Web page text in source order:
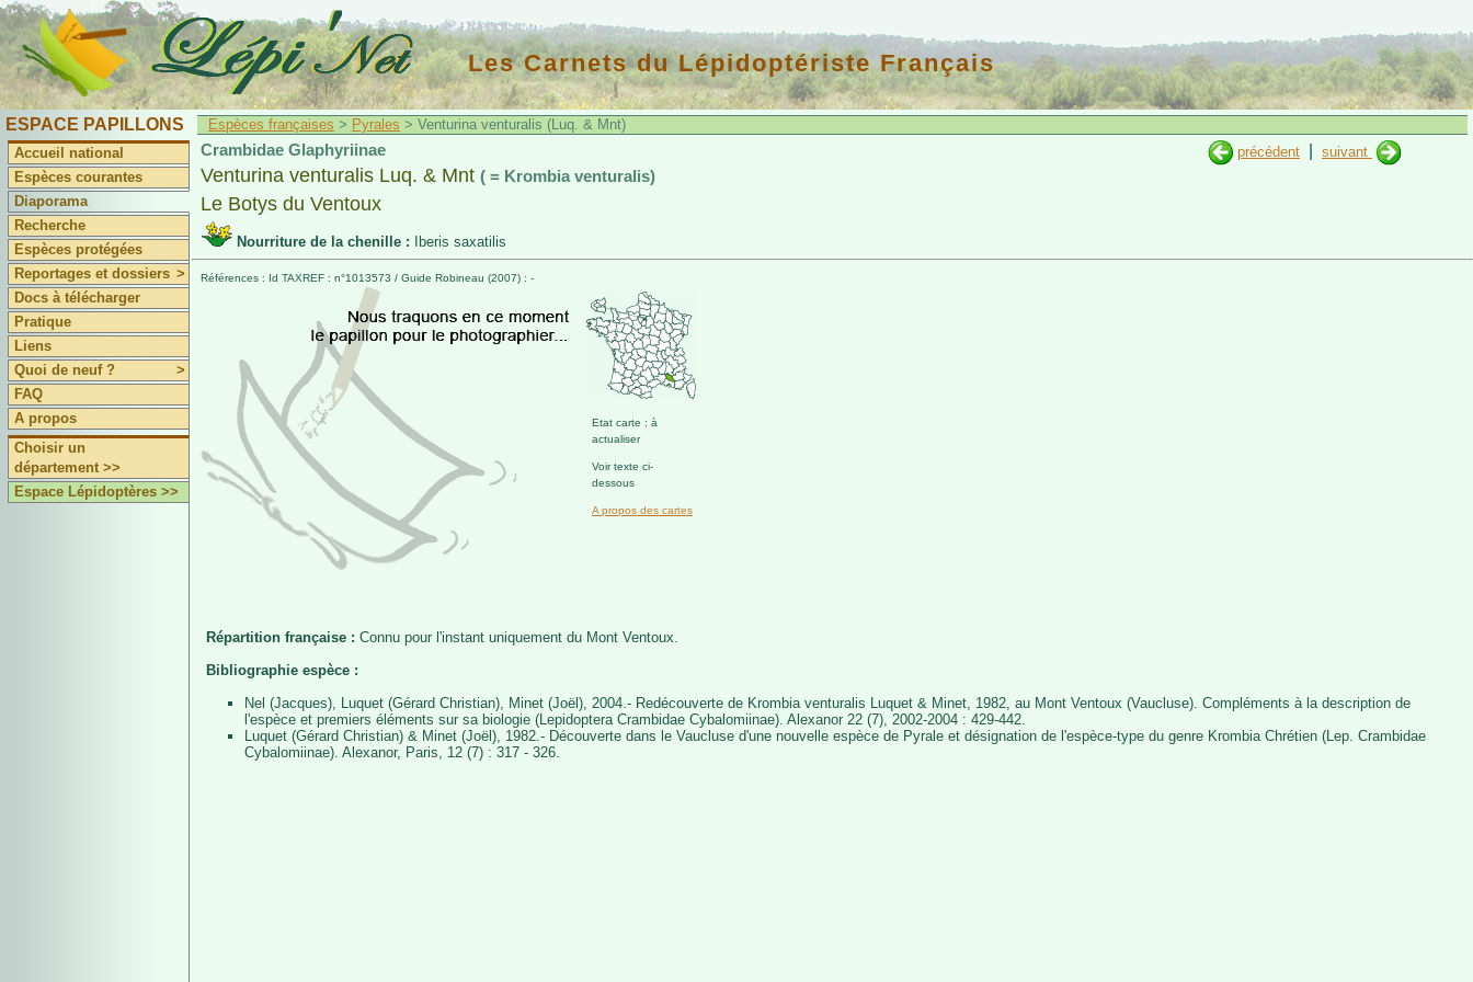
Les Carnets du Lépidoptériste Français
ESPACE PAPILLONS
Accueil national
Espèces courantes
Diaporama
Recherche
Espèces protégées
Reportages et dossiers >
Docs à télécharger
Pratique
Liens
Quoi de neuf ?
>
FAQ
A propos
Choisir un
département >>
Espace Lépidoptères >>
Espèces françaises > Pyrales > Venturina venturalis (Luq. & Mnt)
précédent
suivant
Crambidae Glaphyriinae
Venturina venturalis Luq. & Mnt ( = Krombia venturalis)
Le Botys du Ventoux
Nourriture de la chenille : Iberis saxatilis
Références : Id TAXREF : n°1013573 / Guide Robineau (2007) : -
Etat carte : à
actualiser
Voir texte ci-
dessous
A propos des cartes
Répartition française : Connu pour l'instant uniquement du Mont Ventoux.
Bibliographie espèce :
Nel (Jacques), Luquet (Gérard Christian), Minet (Joël), 2004.- Redécouverte de Krombia venturalis Luquet & Minet, 1982, au Mont Ventoux (Vaucluse). Compléments à la description de
l'espèce et premiers éléments sur sa biologie (Lepidoptera Crambidae Cybalomiinae). Alexanor 22 (7), 2002-2004 : 429-442.
Luquet (Gérard Christian) & Minet (Joël), 1982.- Découverte dans le Vaucluse d'une nouvelle espèce de Pyrale et désignation de l'espèce-type du genre Krombia Chrétien (Lep. Crambidae
Cybalomiinae). Alexanor, Paris, 12 (7) : 317 - 326.